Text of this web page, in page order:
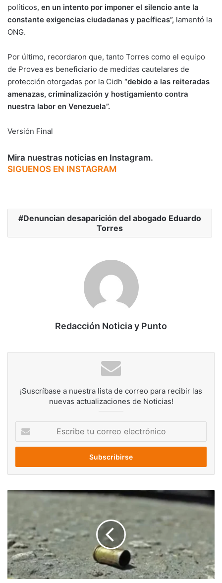
políticos, en un intento por imponer el silencio ante la
constante exigencias ciudadanas y pacíficas”, lamentó la
ONG.
Por último, recordaron que, tanto Torres como el equipo
de Provea es beneficiario de medidas cautelares de
protección otorgadas por la Cidh “debido a las reiteradas
amenazas, criminalización y hostigamiento contra
nuestra labor en Venezuela”.
Versión Final
Mira nuestras noticias en Instagram.
SIGUENOS EN INSTAGRAM
Denuncian desaparición del abogado Eduardo
Torres
Redacción Noticia y Punto
¡Suscríbase a nuestra lista de correo para recibir las
nuevas actualizaciones de Noticias!
correo
Lluvia
Dallas
causa
la
muerte
de